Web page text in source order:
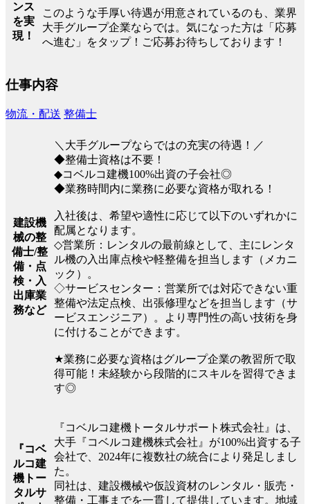
ンス
を実
現！
このような手厚い待遇が用意されているのも、業界
大手グループ企業ならでは。気になった方は「応募
へ進む」をタップ！ご応募お待ちしております！
仕事内容
物流・配送 整備士
建設機
械の整
備士/整
備・点
検・入
出庫業
務など
＼大手グループならではの充実の待遇！／
◆整備士資格は不要！
◆コベルコ建機100%出資の子会社◎
◆業務時間内に業務に必要な資格が取れる！
入社後は、希望や適性に応じて以下のいずれかに
配属となります。
◇営業所：レンタルの最前線として、主にレンタ
ル機の入出庫点検や軽整備を担当します（メカニ
ック）。
◇サービスセンター：営業所では対応できない重
整備や法定点検、出張修理などを担当します（サ
ービスエンジニア）。より専門性の高い技術を身
に付けることができます。
★業務に必要な資格はグループ企業の教習所で取
得可能！未経験から段階的にスキルを習得できま
す◎
『コベ
ルコ建
機トー
タルサ
『コベルコ建機トータルサポート株式会社』は、
大手『コベルコ建機株式会社』が100%出資する子
会社で、2024年に複数社の統合により発足しまし
た。
同社は、建設機械や仮設資材のレンタル・販売・
整備・工事までを一貫して提供しています。地域